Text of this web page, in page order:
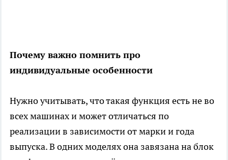
Почему важно помнить про
индивидуальные особенности
Нужно учитывать, что такая функция есть не во
всех машинах и может отличаться по
реализации в зависимости от марки и года
выпуска. В одних моделях она завязана на блок